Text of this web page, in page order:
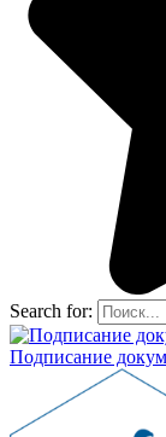
Search for:
Подписание